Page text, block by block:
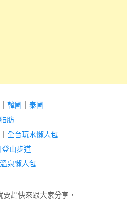
韓國
泰國
肪
全台玩水懶人包
登山步道
泉懶人包
趕快來跟大家分享，